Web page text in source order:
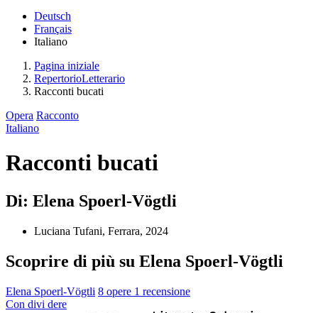
Deutsch
Français
Italiano
Pagina iniziale
RepertorioLetterario
Racconti bucati
Opera Racconto
Italiano
Racconti bucati
Di: Elena Spoerl-Vögtli
Luciana Tufani, Ferrara, 2024
Scoprire di più su Elena Spoerl-Vögtli
Elena Spoerl-Vögtli 8 opere 1 recensione
Con divi dere